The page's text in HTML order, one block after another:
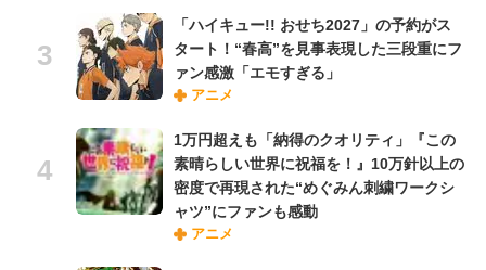
「ハイキュー!! おせち2027」の予約がス
タート！“春高”を見事表現した三段重にフ
ァン感激「エモすぎる」
アニメ
1万円超えも「納得のクオリティ」『この
素晴らしい世界に祝福を！』10万針以上の
密度で再現された“めぐみん刺繍ワークシ
ャツ”にファンも感動
アニメ